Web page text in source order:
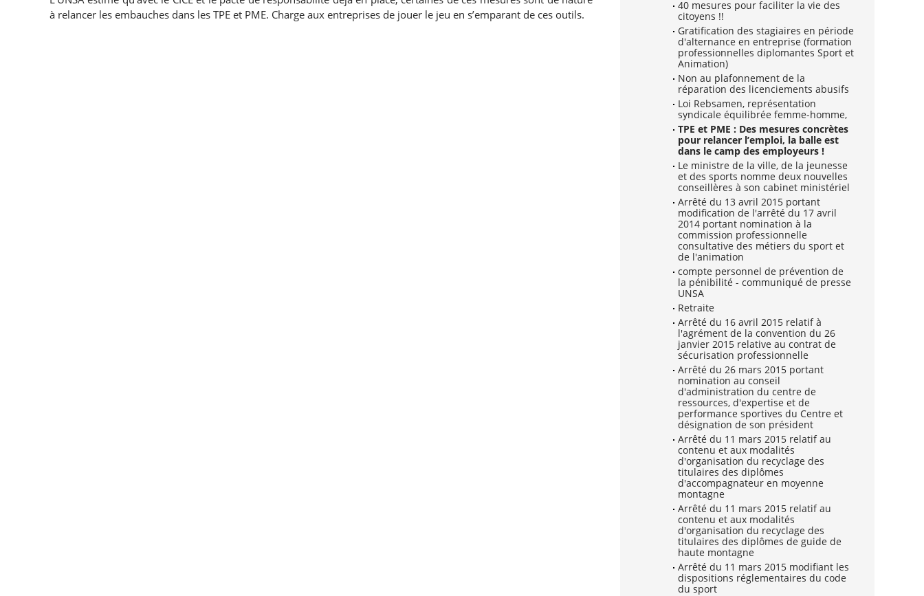
40 mesures pour faciliter la vie des
citoyens !!
Gratification des stagiaires en période
d'alternance en entreprise (formation
professionnelles diplomantes Sport et
Animation)
Non au plafonnement de la
réparation des licenciements abusifs
Loi Rebsamen, représentation
syndicale équilibrée femme-homme,
TPE et PME : Des mesures concrètes
pour relancer l’emploi, la balle est
dans le camp des employeurs !
Le ministre de la ville, de la jeunesse
et des sports nomme deux nouvelles
conseillères à son cabinet ministériel
Arrêté du 13 avril 2015 portant
modification de l'arrêté du 17 avril
2014 portant nomination à la
commission professionnelle
consultative des métiers du sport et
de l'animation
compte personnel de prévention de
la pénibilité - communiqué de presse
UNSA
Retraite
Arrêté du 16 avril 2015 relatif à
l'agrément de la convention du 26
janvier 2015 relative au contrat de
sécurisation professionnelle
Arrêté du 26 mars 2015 portant
nomination au conseil
d'administration du centre de
ressources, d'expertise et de
performance sportives du Centre et
désignation de son président
Arrêté du 11 mars 2015 relatif au
contenu et aux modalités
d'organisation du recyclage des
titulaires des diplômes
d'accompagnateur en moyenne
montagne
Arrêté du 11 mars 2015 relatif au
contenu et aux modalités
d'organisation du recyclage des
titulaires des diplômes de guide de
haute montagne
Arrêté du 11 mars 2015 modifiant les
dispositions réglementaires du code
du sport
à relancer les embauches dans les TPE et PME. Charge aux entreprises de jouer le jeu en s’emparant de ces outils.